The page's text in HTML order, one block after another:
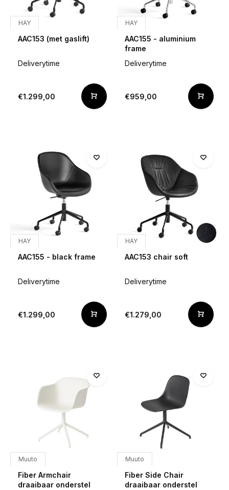
HAY
AAC153 (met gaslift)
Deliverytime
€1.299,00
HAY
AAC155 - aluminium
frame
Deliverytime
€959,00
HAY
AAC155 - black frame
Deliverytime
€1.299,00
HAY
AAC153 chair soft
Deliverytime
€1.279,00
Muuto
Fiber Armchair
draaibaar onderstel
Muuto
Fiber Side Chair
draaibaar onderstel